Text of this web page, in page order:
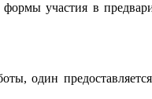
участия в
один